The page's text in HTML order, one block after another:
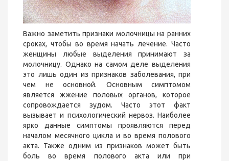
Важно заметить признаки молочницы на ранних
сроках, чтобы во время начать лечение. Часто
женщины любые выделения принимают за
молочницу. Однако на самом деле выделения
это лишь один из признаков заболевания, при
чем не основной. Основным симптомом
является жжение половых органов, которое
сопровождается зудом. Часто этот факт
вызывает и психологический нервоз. Наиболее
ярко данные симптомы проявляются перед
началом месячного цикла и во время полового
акта. Также одним из признаков может быть
боль во время полового акта или при